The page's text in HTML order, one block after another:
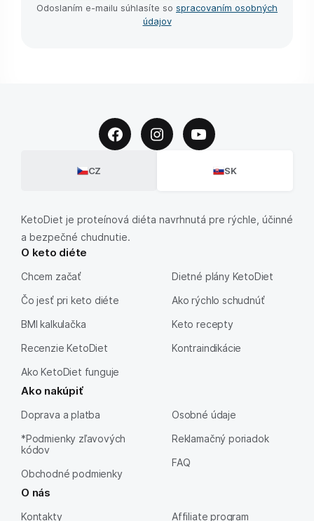
Odoslaním e-⁠mailu súhlasíte so spracovaním osobných
údajov
CZ SK
KetoDiet je proteínová diéta navrhnutá pre rýchle, účinné
a bezpečné chudnutie.
O keto diéte
Chcem začať
Čo jesť pri keto diéte
BMI kalkulačka
Recenzie KetoDiet
Ako KetoDiet funguje
Dietné plány KetoDiet
Ako rýchlo schudnúť
Keto recepty
Kontraindikácie
Ako nakúpiť
Doprava a platba
*Podmienky zľavových
kódov
Obchodné podmienky
Osobné údaje
Reklamačný poriadok
FAQ
O nás
Kontakty Affiliate program